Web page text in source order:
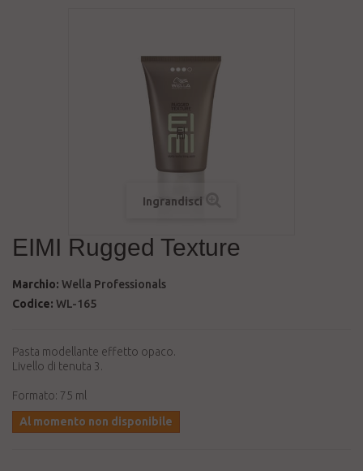
Ingrandisci
EIMI Rugged Texture
Marchio: Wella Professionals
Codice: WL-165
Pasta modellante effetto opaco.
Livello di tenuta 3.
Formato: 75 ml
Al momento non disponibile